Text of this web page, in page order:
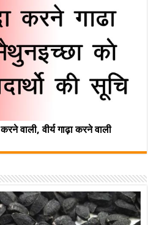
वाली, वीर्य गाढ़ा करने वाली